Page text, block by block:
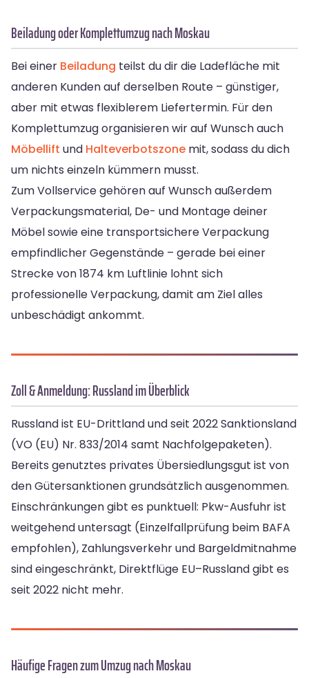
Beiladung oder Komplettumzug nach Moskau
Bei einer Beiladung teilst du dir die Ladefläche mit
anderen Kunden auf derselben Route – günstiger,
aber mit etwas flexiblerem Liefertermin. Für den
Komplettumzug organisieren wir auf Wunsch auch
Möbellift und Halteverbotszone mit, sodass du dich
um nichts einzeln kümmern musst.
Zum Vollservice gehören auf Wunsch außerdem
Verpackungsmaterial, De- und Montage deiner
Möbel sowie eine transportsichere Verpackung
empfindlicher Gegenstände – gerade bei einer
Strecke von 1874 km Luftlinie lohnt sich
professionelle Verpackung, damit am Ziel alles
unbeschädigt ankommt.
Zoll & Anmeldung: Russland im Überblick
Russland ist EU-Drittland und seit 2022 Sanktionsland
(VO (EU) Nr. 833/2014 samt Nachfolgepaketen).
Bereits genutztes privates Übersiedlungsgut ist von
den Gütersanktionen grundsätzlich ausgenommen.
Einschränkungen gibt es punktuell: Pkw-Ausfuhr ist
weitgehend untersagt (Einzelfallprüfung beim BAFA
empfohlen), Zahlungsverkehr und Bargeldmitnahme
sind eingeschränkt, Direktflüge EU–Russland gibt es
seit 2022 nicht mehr.
Häufige Fragen zum Umzug nach Moskau